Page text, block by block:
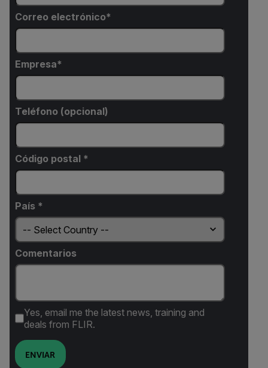
Correo electrónico
Empresa
Teléfono (opcional)
Código postal *
País *
Comentarios
Yes, email me the latest news, training and
deals from FLIR.
ENVIAR